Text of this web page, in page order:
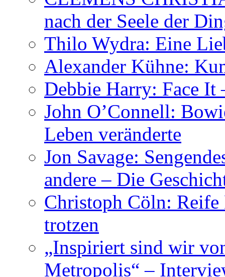
nach der Seele der
Thilo Wydra: Eine
Alexander Kühne:
Debbie Harry: Face
John O’Connell:
Leben veränderte
Jon Savage:
andere – Die
Christoph Cöln:
trotzen
„Inspiriert sind wir
Metropolis“ –